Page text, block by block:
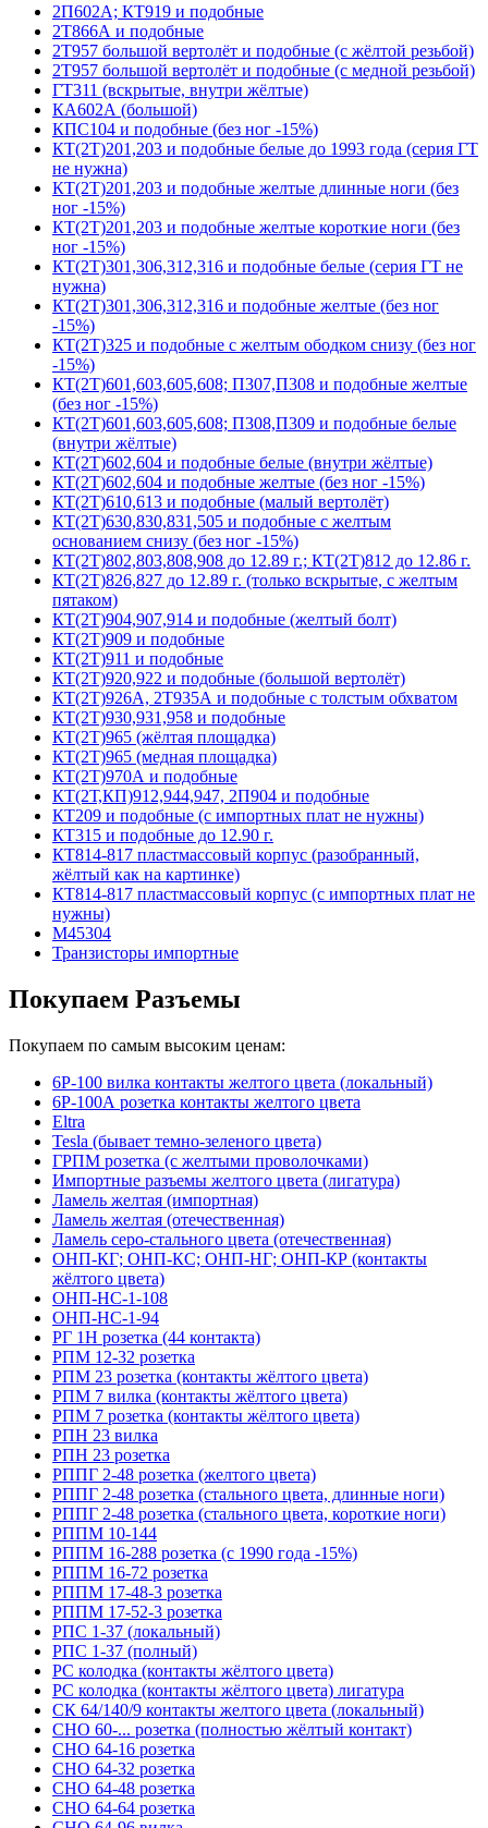
2П602А; КТ919 и подобные
2Т866А и подобные
2Т957 большой вертолёт и подобные (с жёлтой резьбой)
2Т957 большой вертолёт и подобные (с медной резьбой)
ГТ311 (вскрытые, внутри жёлтые)
КА602А (большой)
КПС104 и подобные (без ног -15%)
КТ(2Т)201,203 и подобные белые до 1993 года (серия ГТ
не нужна)
КТ(2Т)201,203 и подобные желтые длинные ноги (без
ног -15%)
КТ(2Т)201,203 и подобные желтые короткие ноги (без
ног -15%)
КТ(2Т)301,306,312,316 и подобные белые (серия ГТ не
нужна)
КТ(2Т)301,306,312,316 и подобные желтые (без ног
-15%)
КТ(2Т)325 и подобные с желтым ободком снизу (без ног
-15%)
КТ(2Т)601,603,605,608; П307,П308 и подобные желтые
(без ног -15%)
КТ(2Т)601,603,605,608; П308,П309 и подобные белые
(внутри жёлтые)
КТ(2Т)602,604 и подобные белые (внутри жёлтые)
КТ(2Т)602,604 и подобные желтые (без ног -15%)
КТ(2Т)610,613 и подобные (малый вертолёт)
КТ(2Т)630,830,831,505 и подобные с желтым
основанием снизу (без ног -15%)
КТ(2Т)802,803,808,908 до 12.89 г.; КТ(2Т)812 до 12.86 г.
КТ(2Т)826,827 до 12.89 г. (только вскрытые, с желтым
пятаком)
КТ(2Т)904,907,914 и подобные (желтый болт)
КТ(2Т)909 и подобные
КТ(2Т)911 и подобные
КТ(2Т)920,922 и подобные (большой вертолёт)
КТ(2Т)926А, 2Т935А и подобные с толстым обхватом
КТ(2Т)930,931,958 и подобные
КТ(2Т)965 (жёлтая площадка)
КТ(2Т)965 (медная площадка)
КТ(2Т)970А и подобные
КТ(2Т,КП)912,944,947, 2П904 и подобные
КТ209 и подобные (с импортных плат не нужны)
КТ315 и подобные до 12.90 г.
КТ814-817 пластмассовый корпус (разобранный,
жёлтый как на картинке)
КТ814-817 пластмассовый корпус (с импортных плат не
нужны)
М45304
Транзисторы импортные
Покупаем Разъемы
Покупаем по самым высоким ценам:
6Р-100 вилка контакты желтого цвета (локальный)
6Р-100А розетка контакты желтого цвета
Eltra
Tesla (бывает темно-зеленого цвета)
ГРПМ розетка (с желтыми проволочками)
Импортные разъемы желтого цвета (лигатура)
Ламель желтая (импортная)
Ламель желтая (отечественная)
Ламель серо-стального цвета (отечественная)
ОНП-КГ; ОНП-КС; ОНП-НГ; ОНП-КР (контакты
жёлтого цвета)
ОНП-НС-1-108
ОНП-НС-1-94
РГ 1Н розетка (44 контакта)
РПМ 12-32 розетка
РПМ 23 розетка (контакты жёлтого цвета)
РПМ 7 вилка (контакты жёлтого цвета)
РПМ 7 розетка (контакты жёлтого цвета)
РПН 23 вилка
РПН 23 розетка
РППГ 2-48 розетка (желтого цвета)
РППГ 2-48 розетка (стального цвета, длинные ноги)
РППГ 2-48 розетка (стального цвета, короткие ноги)
РППМ 10-144
РППМ 16-288 розетка (с 1990 года -15%)
РППМ 16-72 розетка
РППМ 17-48-3 розетка
РППМ 17-52-3 розетка
РПС 1-37 (локальный)
РПС 1-37 (полный)
РС колодка (контакты жёлтого цвета)
РС колодка (контакты жёлтого цвета) лигатура
СК 64/140/9 контакты желтого цвета (локальный)
СНО 60-... розетка (полностью жёлтый контакт)
СНО 64-16 розетка
СНО 64-32 розетка
СНО 64-48 розетка
СНО 64-64 розетка